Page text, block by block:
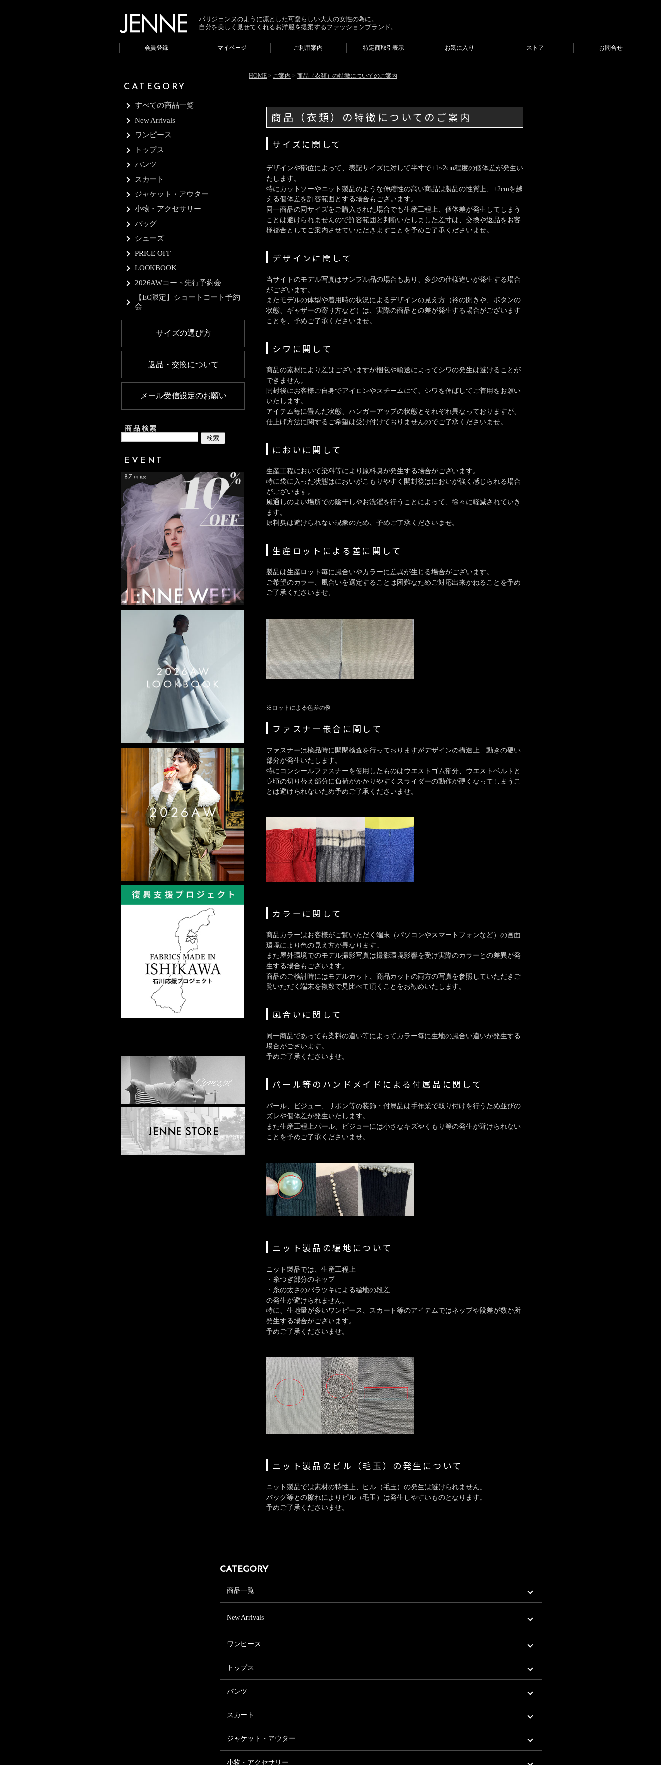
パリジェンヌのように凛とした可愛らしい大人の女性の為に。
自分を美しく見せてくれるお洋服を提案するファッションブランド。
会員登録 マイページ ご利用案内 特定商取引表示 お気に入り ストア お問合せ
CATEGORY
すべての商品一覧
New Arrivals
ワンピース
トップス
パンツ
スカート
ジャケット・アウター
小物・アクセサリー
バッグ
シューズ
PRICE OFF
LOOKBOOK
2026AWコート先行予約会
【EC限定】ショートコート予約
会
サイズの選び方
返品・交換について
メール受信設定のお願い
商品検索
EVENT
HOME > ご案内 > 商品（衣類）の特徴についてのご案内
商品（衣類）の特徴についてのご案内
サイズに関して
デザインや部位によって、表記サイズに対して半寸で±1~2cm程度の個体差が発生い
たします。
特にカットソーやニット製品のような伸縮性の高い商品は製品の性質上、±2cmを越
える個体差を許容範囲とする場合もございます。
同一商品の同サイズをご購入された場合でも生産工程上、個体差が発生してしまう
ことは避けられませんので許容範囲と判断いたしました差寸は、交換や返品をお客
様都合としてご案内させていただきますことを予めご了承くださいませ。
デザインに関して
当サイトのモデル写真はサンプル品の場合もあり、多少の仕様違いが発生する場合
がございます。
またモデルの体型や着用時の状況によるデザインの見え方（衿の開きや、ボタンの
状態、ギャザーの寄り方など）は、実際の商品との差が発生する場合がございます
ことを、予めご了承くださいませ。
シワに関して
商品の素材により差はございますが梱包や輸送によってシワの発生は避けることが
できません。
開封後にお客様ご自身でアイロンやスチームにて、シワを伸ばしてご着用をお願い
いたします。
アイテム毎に畳んだ状態、ハンガーアップの状態とそれぞれ異なっておりますが、
仕上げ方法に関するご希望は受け付けておりませんのでご了承くださいませ。
においに関して
生産工程において染料等により原料臭が発生する場合がございます。
特に袋に入った状態はにおいがこもりやすく開封後はにおいが強く感じられる場合
がございます。
風通しのよい場所での陰干しやお洗濯を行うことによって、徐々に軽減されていき
ます。
原料臭は避けられない現象のため、予めご了承くださいませ。
生産ロットによる差に関して
製品は生産ロット毎に風合いやカラーに差異が生じる場合がございます。
ご希望のカラー、風合いを選定することは困難なためご対応出来かねることを予め
ご了承くださいませ。
※ロットによる色差の例
ファスナー嵌合に関して
ファスナーは検品時に開閉検査を行っておりますがデザインの構造上、動きの硬い
部分が発生いたします。
特にコンシールファスナーを使用したものはウエストゴム部分、ウエストベルトと
身頃の切り替え部分に負荷がかかりやすくスライダーの動作が硬くなってしまうこ
とは避けられないため予めご了承くださいませ。
カラーに関して
商品カラーはお客様がご覧いただく端末（パソコンやスマートフォンなど）の画面
環境により色の見え方が異なります。
また屋外環境でのモデル撮影写真は撮影環境影響を受け実際のカラーとの差異が発
生する場合もございます。
商品のご検討時にはモデルカット、商品カットの両方の写真を参照していただきご
覧いただく端末を複数で見比べて頂くことをお勧めいたします。
風合いに関して
同一商品であっても染料の違い等によってカラー毎に生地の風合い違いが発生する
場合がございます。
予めご了承くださいませ。
パール等のハンドメイドによる付属品に関して
パール、ビジュー、リボン等の装飾・付属品は手作業で取り付けを行うため並びの
ズレや個体差が発生いたします。
また生産工程上パール、ビジューには小さなキズやくもり等の発生が避けられない
ことを予めご了承くださいませ。
ニット製品の編地について
ニット製品では、生産工程上
・糸つぎ部分のネップ
・糸の太さのバラツキによる編地の段差
の発生が避けられません。
特に、生地量が多いワンピース、スカート等のアイテムではネップや段差が数か所
発生する場合がございます。
予めご了承くださいませ。
ニット製品のピル（毛玉）の発生について
ニット製品では素材の特性上、ピル（毛玉）の発生は避けられません。
バッグ等との擦れによりピル（毛玉）は発生しやすいものとなります。
予めご了承くださいませ。
CATEGORY
商品一覧
New Arrivals
ワンピース
ワンピース一覧
フォーマルワンピース
トップス
トップス一覧
Tシャツ、カットソー
ニット・カーディガン
ノースリーブ・タンクトップ
パンツ
パンツ一覧
ジョガーパンツ
ショートパンツ
スカート
スカート一覧
プリーツスカート
ジャケット・アウター
ジャケット・アウター一覧
小物・アクセサリー